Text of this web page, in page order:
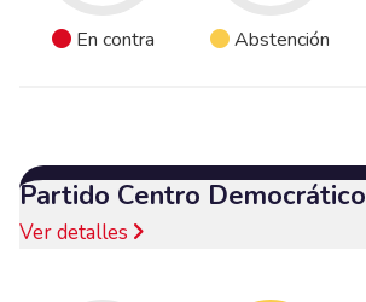
En contra Abstención
Partido Centro Democrático
Ver detalles